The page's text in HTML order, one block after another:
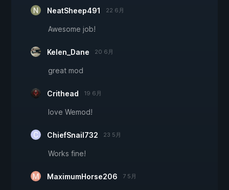
NeatSheep491 22 6月
Awesome job!
Kelen_Dane 20 6月
great mod
Crithead 19 6月
love Wemod!
ChiefSnail732 23 5月
Works fine!
MaximumHorse206 7 5月